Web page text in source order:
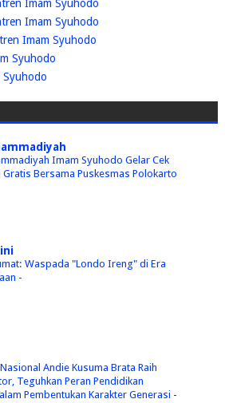
Imam Syuhodo
Imam Syuhodo
Imam Syuhodo
Syuhodo
Syuhodo
Imam Syuhodo Gelar Cek
Gratis Bersama Puskesmas Polokarto
Waspada "Londo Ireng" di Era
-
Andie Kusuma Brata Raih
Teguhkan Peran Pendidikan
Pembentukan Karakter Generasi -